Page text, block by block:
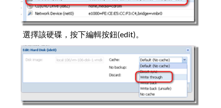
選擇該硬碟，按下編輯按鈕(edit)。